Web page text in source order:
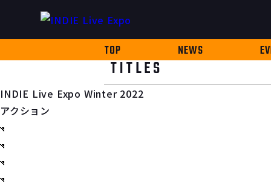
TOP NEWS
TITLES
INDIE Live Expo Winter 2022
アクション